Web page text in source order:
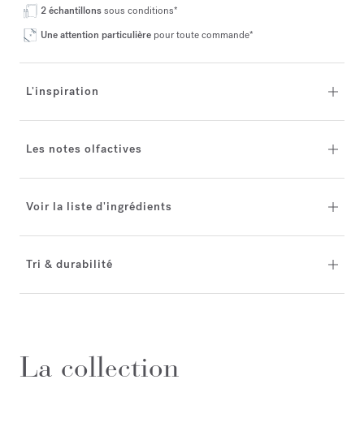
2 échantillonssous conditions*
Une attention particulière pour toute commande*
L'inspiration
Les notes olfactives
Voir la liste d'ingrédients
Tri & durabilité
La collection